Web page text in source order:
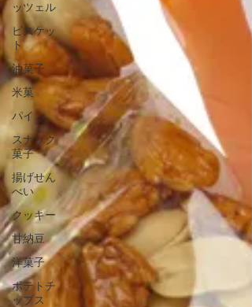
ッツェル
ビスケッ
ト
油菓子
米菓
パイ
スナック
菓子
揚げせん
べい
クッキー
甘納豆
洋菓子
ポテトチ
ップス